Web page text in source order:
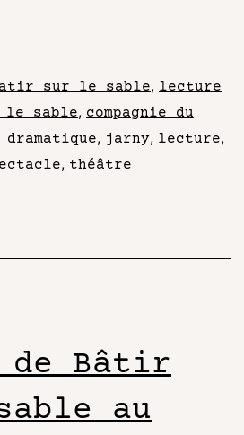
sur le sable, lecture
sable, compagnie du
, jarny, lecture,
, théâtre
de Bâtir
au